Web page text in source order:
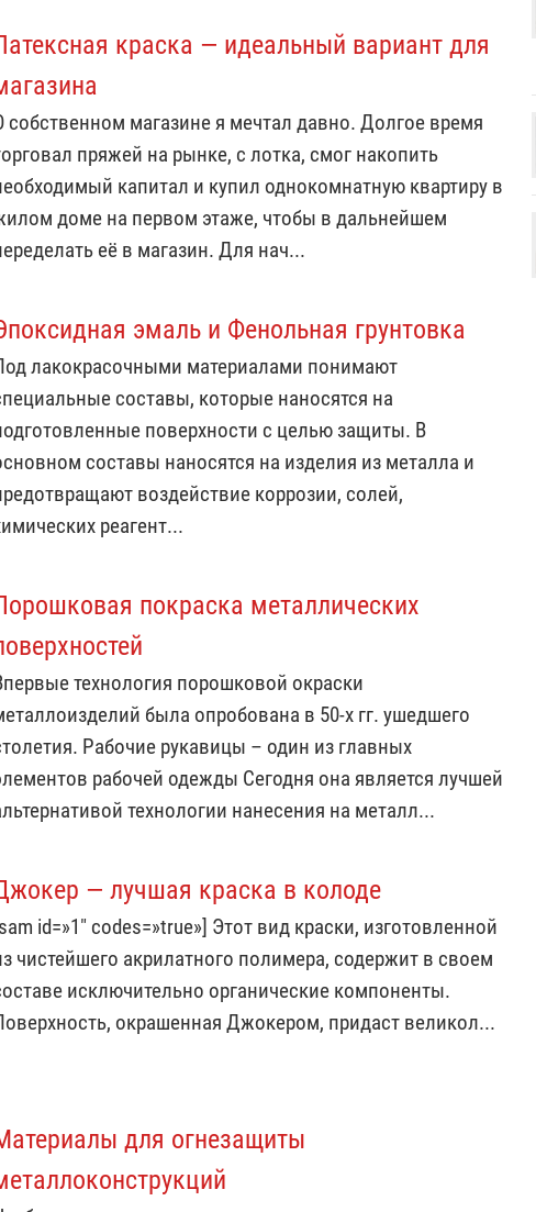
краска — идеальный вариант для
собственном магазине я мечтал давно. Долгое время
пряжей на рынке, с лотка, смог накопить
капитал и купил однокомнатную квартиру в
доме на первом этаже, чтобы в дальнейшем
её в магазин. Для нач...
эмаль и Фенольная грунтовка
лакокрасочными материалами понимают
составы, которые наносятся на
поверхности с целью защиты. В
составы наносятся на изделия из металла и
воздействие коррозии, солей,
реагент...
покраска металлических
технология порошковой окраски
была опробована в 50-х гг. ушедшего
Рабочие рукавицы – один из главных
рабочей одежды Сегодня она является лучшей
технологии нанесения на металл...
— лучшая краска в колоде
id=»1″ codes=»true»] Этот вид краски, изготовленной
чистейшего акрилатного полимера, содержит в своем
исключительно органические компоненты.
окрашенная Джокером, придаст великол...
для огнезащиты